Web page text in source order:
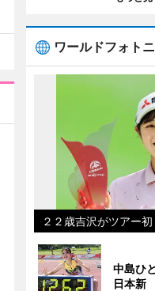
ワールドフォト
２２歳吉沢がツアー
中島ひ
日本新